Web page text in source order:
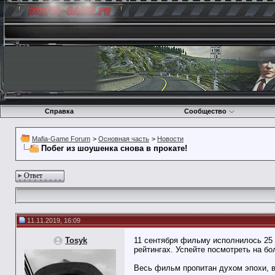
Справка Сообщество
Mafia-Game Forum > Основная часть > Новости
Побег из шоушенка снова в прокате!
Ответ
11.11.2019, 16:09
Tosyk
11 сентября фильму исполнилось
рейтингах. Успейте посмотреть на
Весь фильм пропитан духом эпохи,